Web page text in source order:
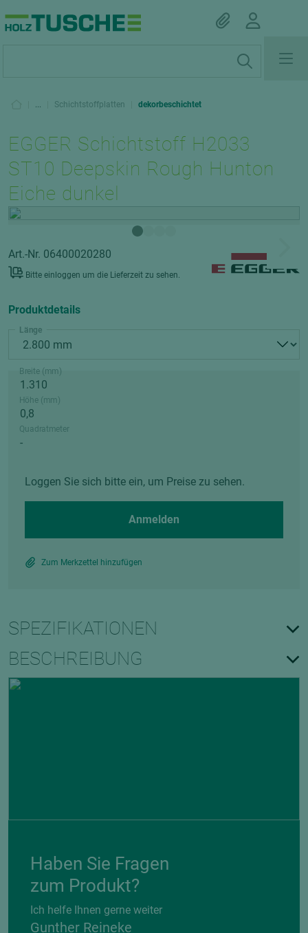
... Schichtstoffplatten dekorbeschichtet
EGGER Schichtstoff H2033
ST10 Deepskin Rough Hunton
Eiche dunkel
Art.-Nr. 06400020280
Bitte einloggen um die Lieferzeit zu sehen.
Produktdetails
Länge
Breite (mm)
Höhe (mm)
Quadratmeter
Loggen Sie sich bitte ein, um Preise zu sehen.
Anmelden
Zum Merkzettel hinzufügen
SPEZIFIKATIONEN
BESCHREIBUNG
Haben Sie Fragen
zum Produkt?
Ich helfe Ihnen gerne weiter
Gunther Reineke